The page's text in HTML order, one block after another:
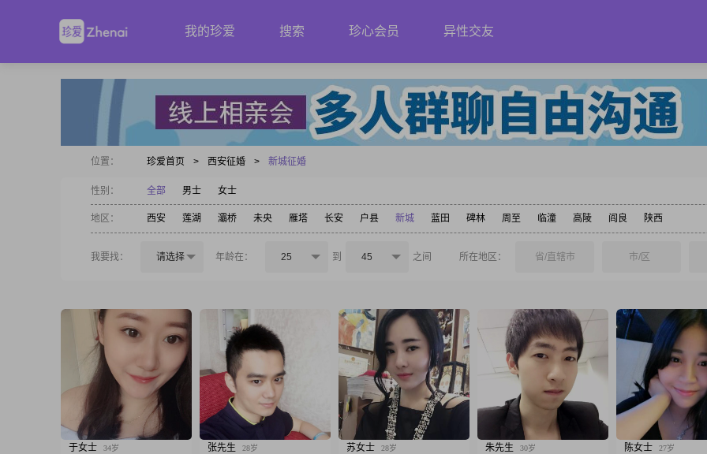
我的珍爱 搜索 珍心会员 异性交友
位置： 珍爱首页 > 西安征婚 > 新城征婚
性别： 全部 男士 女士
地区： 西安 莲湖 灞桥 未央 雁塔 长安 户县 新城 蓝田 碑林 周至 临潼 高陵 阎良 陕西
我要找： 请选择 年龄在： 25 到 45 之间 所在地区： 省/直辖市 市/区
于女士 34岁 张先生 28岁 苏女士 28岁 朱先生 30岁 陈女士 27岁